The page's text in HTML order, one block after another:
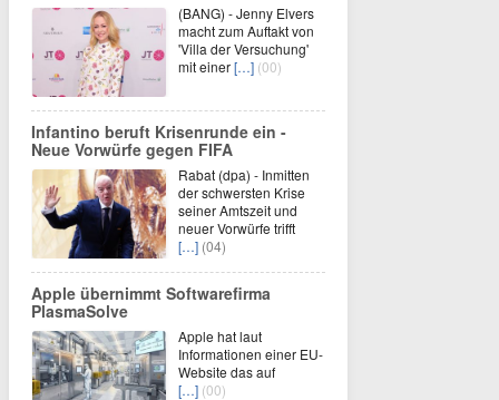
(BANG) - Jenny Elvers
macht zum Auftakt von
'Villa der Versuchung'
mit einer[…] (00)
Infantino beruft Krisenrunde ein -
Neue Vorwürfe gegen FIFA
Rabat (dpa) - Inmitten
der schwersten Krise
seiner Amtszeit und
neuer Vorwürfe trifft
[…] (04)
Apple übernimmt Softwarefirma
PlasmaSolve
Apple hat laut
Informationen einer EU-
Website das auf
[…] (00)